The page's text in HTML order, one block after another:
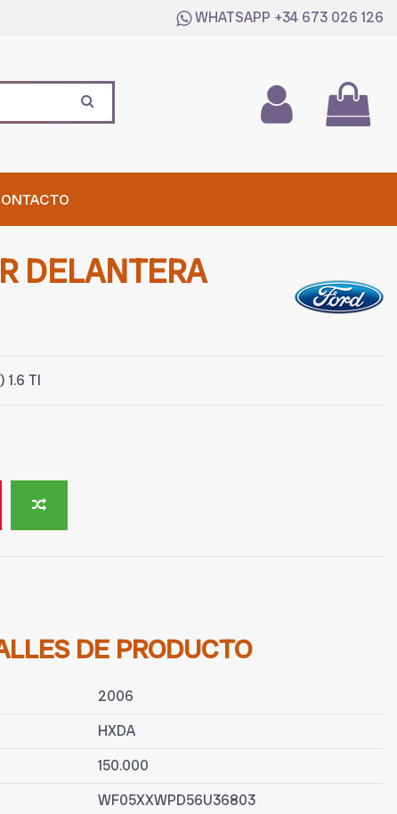
WHATSAPP +34 673 026 126
DELANTERA
1.6 TI
DE PRODUCTO
2006
HXDA
150.000
WF05XXWPD56U36803